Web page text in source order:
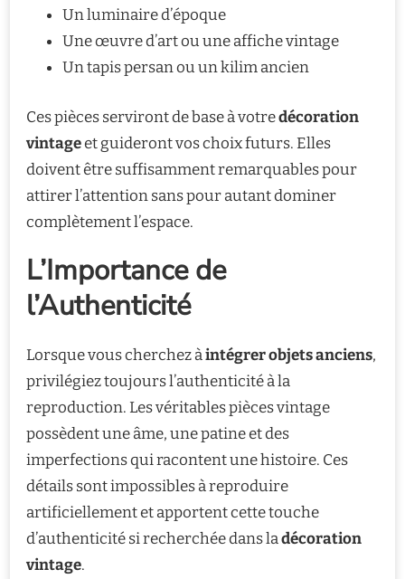
Un luminaire d’époque
Une œuvre d’art ou une affiche vintage
Un tapis persan ou un kilim ancien
Ces pièces serviront de base à votredécoration
vintageet guideront vos choix futurs. Elles
doivent être suffisamment remarquables pour
attirer l’attention sans pour autant dominer
complètement l’espace.
L’Importance de
l’Authenticité
Lorsque vous cherchez àintégrer objets anciens,
privilégiez toujours l’authenticité à la
reproduction. Les véritables pièces vintage
possèdent une âme, une patine et des
imperfections qui racontent une histoire. Ces
détails sont impossibles à reproduire
artificiellement et apportent cette touche
d’authenticité si recherchée dans ladécoration
vintage.